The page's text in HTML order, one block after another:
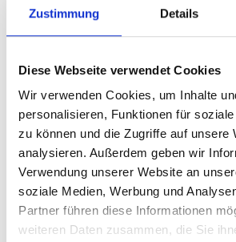
Zustimmung Details
Diese Webseite verwendet Cookies
Wir verwenden Cookies, um Inhalte
personalisieren, Funktionen für
zu können und die Zugriffe auf unsere
analysieren. Außerdem geben wir
Verwendung unserer Website an
soziale Medien, Werbung und
Partner führen diese Informationen
weiteren Daten zusammen, die Sie